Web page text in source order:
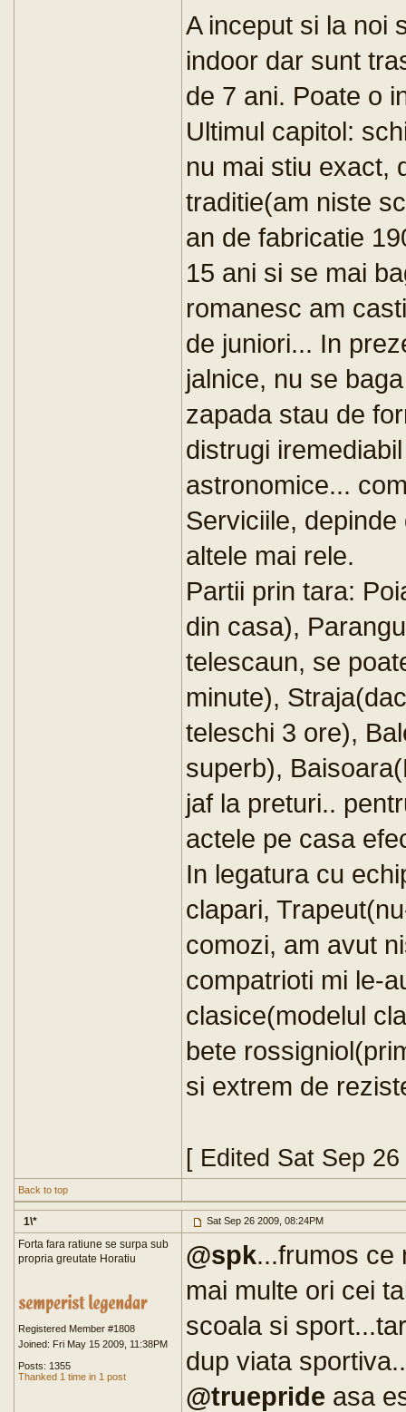
A inceput si la noi
indoor dar sunt
de 7 ani. Poate o
Ultimul capitol:
nu mai stiu exact,
traditie(am niste
an de fabricatie
15 ani si se mai
romanesc am
de juniori... In
jalnice, nu se
zapada stau de
distrugi
astronomice...
Serviciile,
altele mai rele.
Partii prin tara:
din casa),
telescaun, se
minute),
teleschi 3 ore),
superb),
jaf la preturi..
actele pe casa
In legatura cu
clapari,
comozi, am avut
compatrioti mi le-
clasice(modelul
bete
si extrem de
[ Edited Sat Sep
Back to top
1\* Sat Sep 26 2009, 08:24PM
Forta fara ratiune se surpa sub
propria greutate Horatiu
Registered Member #1808
Joined: Fri May 15 2009, 11:38PM
Posts: 1355
Thanked 1 time in 1 post
@spk...frumos
mai multe ori cei
scoala si
dup viata
@truepride asa